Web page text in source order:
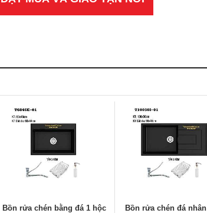
Bồn rửa chén bằng đá 1 hộc
Bồn rửa chén đá